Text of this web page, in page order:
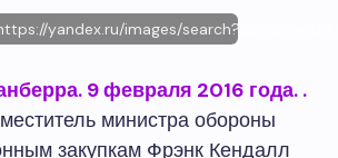
yandex.ru/images/
9 февраля 2016 года. .
министра обороны
закупкам Фрэнк Кендалл